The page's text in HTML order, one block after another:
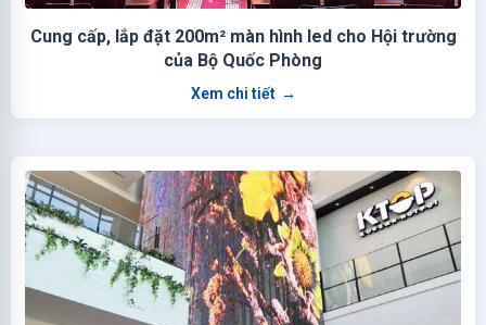
Cung cấp, lắp đặt 200m² màn hình led cho Hội trường
của Bộ Quốc Phòng
Xem chi tiết →